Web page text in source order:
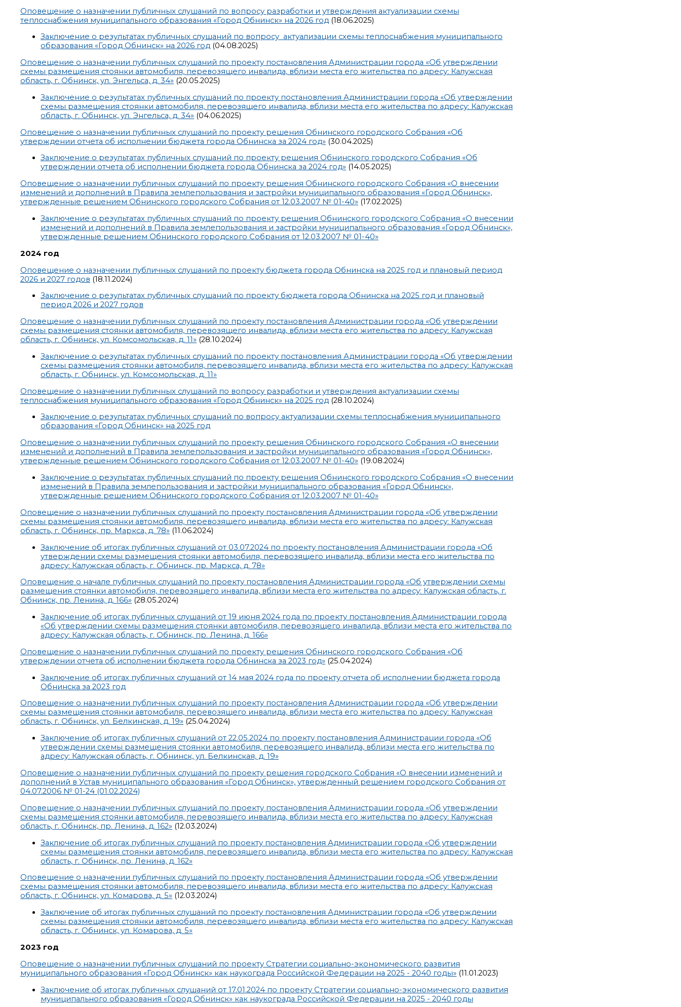
Оповещение о назначении публичных слушаний по вопросу разработки и утверждения актуализации схемы
теплоснабжения муниципального образования «Город Обнинск» на 2026 год (18.06.2025)
Заключение о результатах публичных слушаний по вопросу актуализации схемы теплоснабжения муниципального
образования «Город Обнинск» на 2026 год (04.08.2025)
Оповещение о назначении публичных слушаний по проекту постановления Администрации города «Об утверждении
схемы размещения стоянки автомобиля, перевозящего инвалида, вблизи места его жительства по адресу: Калужская
область, г. Обнинск, ул. Энгельса, д. 34» (20.05.2025)
Заключение о результатах публичных слушаний по проекту постановления Администрации города «Об утверждении
схемы размещения стоянки автомобиля, перевозящего инвалида, вблизи места его жительства по адресу: Калужская
область, г. Обнинск, ул. Энгельса, д. 34» (04.06.2025)
Оповещение о назначении публичных слушаний по проекту решения Обнинского городского Собрания «Об
утверждении отчета об исполнении бюджета города Обнинска за 2024 год» (30.04.2025)
Заключение о результатах публичных слушаний по проекту решения Обнинского городского Собрания «Об
утверждении отчета об исполнении бюджета города Обнинска за 2024 год» (14.05.2025)
Оповещение о назначении публичных слушаний по проекту решения Обнинского городского Собрания «О внесении
изменений и дополнений в Правила землепользования и застройки муниципального образования «Город Обнинск»,
утвержденные решением Обнинского городского Собрания от 12.03.2007 № 01-40» (17.02.2025)
Заключение о результатах публичных слушаний по проекту решения Обнинского городского Собрания «О внесении
изменений и дополнений в Правила землепользования и застройки муниципального образования «Город Обнинск»,
утвержденные решением Обнинского городского Собрания от 12.03.2007 № 01-40»
2024 год
Оповещение о назначении публичных слушаний по проекту бюджета города Обнинска на 2025 год и плановый период
2026 и 2027 годов (18.11.2024)
Заключение о результатах публичных слушаний по проекту бюджета города Обнинска на 2025 год и плановый
период 2026 и 2027 годов
Оповещение о назначении публичных слушаний по проекту постановления Администрации города «Об утверждении
схемы размещения стоянки автомобиля, перевозящего инвалида, вблизи места его жительства по адресу: Калужская
область, г. Обнинск, ул. Комсомольская, д. 11» (28.10.2024)
Заключение о результатах публичных слушаний по проекту постановления Администрации города «Об утверждении
схемы размещения стоянки автомобиля, перевозящего инвалида, вблизи места его жительства по адресу: Калужская
область, г. Обнинск, ул. Комсомольская, д. 11»
Оповещение о назначении публичных слушаний по вопросу разработки и утверждения актуализации схемы
теплоснабжения муниципального образования «Город Обнинск» на 2025 год (28.10.2024)
Заключение о результатах публичных слушаний по вопросу актуализации схемы теплоснабжения муниципального
образования «Город Обнинск» на 2025 год
Оповещение о назначении публичных слушаний по проекту решения Обнинского городского Собрания «О внесении
изменений и дополнений в Правила землепользования и застройки муниципального образования «Город Обнинск»,
утвержденные решением Обнинского городского Собрания от 12.03.2007 № 01-40» (19.08.2024)
Заключение о результатах публичных слушаний по проекту решения Обнинского городского Собрания «О внесении
изменений в Правила землепользования и застройки муниципального образования «Город Обнинск»,
утвержденные решением Обнинского городского Собрания от 12.03.2007 № 01-40»
Оповещение о назначении публичных слушаний по проекту постановления Администрации города «Об утверждении
схемы размещения стоянки автомобиля, перевозящего инвалида, вблизи места его жительства по адресу: Калужская
область, г. Обнинск, пр. Маркса, д. 78» (11.06.2024)
Заключение об итогах публичных слушаний от 03.07.2024 по проекту постановления Администрации города «Об
утверждении схемы размещения стоянки автомобиля, перевозящего инвалида, вблизи места его жительства по
адресу: Калужская область, г. Обнинск, пр. Маркса, д. 78»
Оповещение о начале публичных слушаний по проекту постановления Администрации города «Об утверждении схемы
размещения стоянки автомобиля, перевозящего инвалида, вблизи места его жительства по адресу: Калужская область, г.
Обнинск, пр. Ленина, д. 166» (28.05.2024)
Заключение об итогах публичных слушаний от 19 июня 2024 года по проекту постановления Администрации города
«Об утверждении схемы размещения стоянки автомобиля, перевозящего инвалида, вблизи места его жительства по
адресу: Калужская область, г. Обнинск, пр. Ленина, д. 166»
Оповещение о назначении публичных слушаний по проекту решения Обнинского городского Собрания «Об
утверждении отчета об исполнении бюджета города Обнинска за 2023 год» (25.04.2024)
Заключение об итогах публичных слушаний от 14 мая 2024 года по проекту отчета об исполнении бюджета города
Обнинска за 2023 год
Оповещение о назначении публичных слушаний по проекту постановления Администрации города «Об утверждении
схемы размещения стоянки автомобиля, перевозящего инвалида, вблизи места его жительства по адресу: Калужская
область, г. Обнинск, ул. Белкинская, д. 19» (25.04.2024)
Заключение об итогах публичных слушаний от 22.05.2024 по проекту постановления Администрации города «Об
утверждении схемы размещения стоянки автомобиля, перевозящего инвалида, вблизи места его жительства по
адресу: Калужская область, г. Обнинск, ул. Белкинская, д. 19»
Оповещение о назначении публичных слушаний по проекту решения городского Собрания «О внесении изменений и
дополнений в Устав муниципального образования «Город Обнинск», утвержденный решением городского Собрания от
04.07.2006 № 01-24 (01.02.2024)
Оповещение о назначении публичных слушаний по проекту постановления Администрации города «Об утверждении
схемы размещения стоянки автомобиля, перевозящего инвалида, вблизи места его жительства по адресу: Калужская
область, г. Обнинск, пр. Ленина, д. 162» (12.03.2024)
Заключение об итогах публичных слушаний по проекту постановления Администрации города «Об утверждении
схемы размещения стоянки автомобиля, перевозящего инвалида, вблизи места его жительства по адресу: Калужская
область, г. Обнинск, пр. Ленина, д. 162»
Оповещение о назначении публичных слушаний по проекту постановления Администрации города «Об утверждении
схемы размещения стоянки автомобиля, перевозящего инвалида, вблизи места его жительства по адресу: Калужская
область, г. Обнинск, ул. Комарова, д. 5» (12.03.2024)
Заключение об итогах публичных слушаний по проекту постановления Администрации города «Об утверждении
схемы размещения стоянки автомобиля, перевозящего инвалида, вблизи места его жительства по адресу: Калужская
область, г. Обнинск, ул. Комарова, д. 5»
2023 год
Оповещение о назначении публичных слушаний по проекту Стратегии социально-экономического развития
муниципального образования «Город Обнинск» как наукограда Российской Федерации на 2025 - 2040 годы» (11.01.2023)
Заключение об итогах публичных слушаний от 17.01.2024 по проекту Стратегии социально-экономического развития
муниципального образования «Город Обнинск» как наукограда Российской Федерации на 2025 - 2040 годы